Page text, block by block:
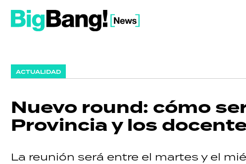
ACTUALIDAD
Nuevo round: cómo
Provincia y los
La reunión será entre el martes y el